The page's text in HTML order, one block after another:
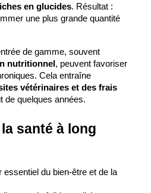
en glucides. Résultat :
une plus grande quantité
nutritionnel , peuvent favoriser
Cela entraîne
vétérinaires et des frais
de quelques années.
santé à long
essentiel du bien-être et de la